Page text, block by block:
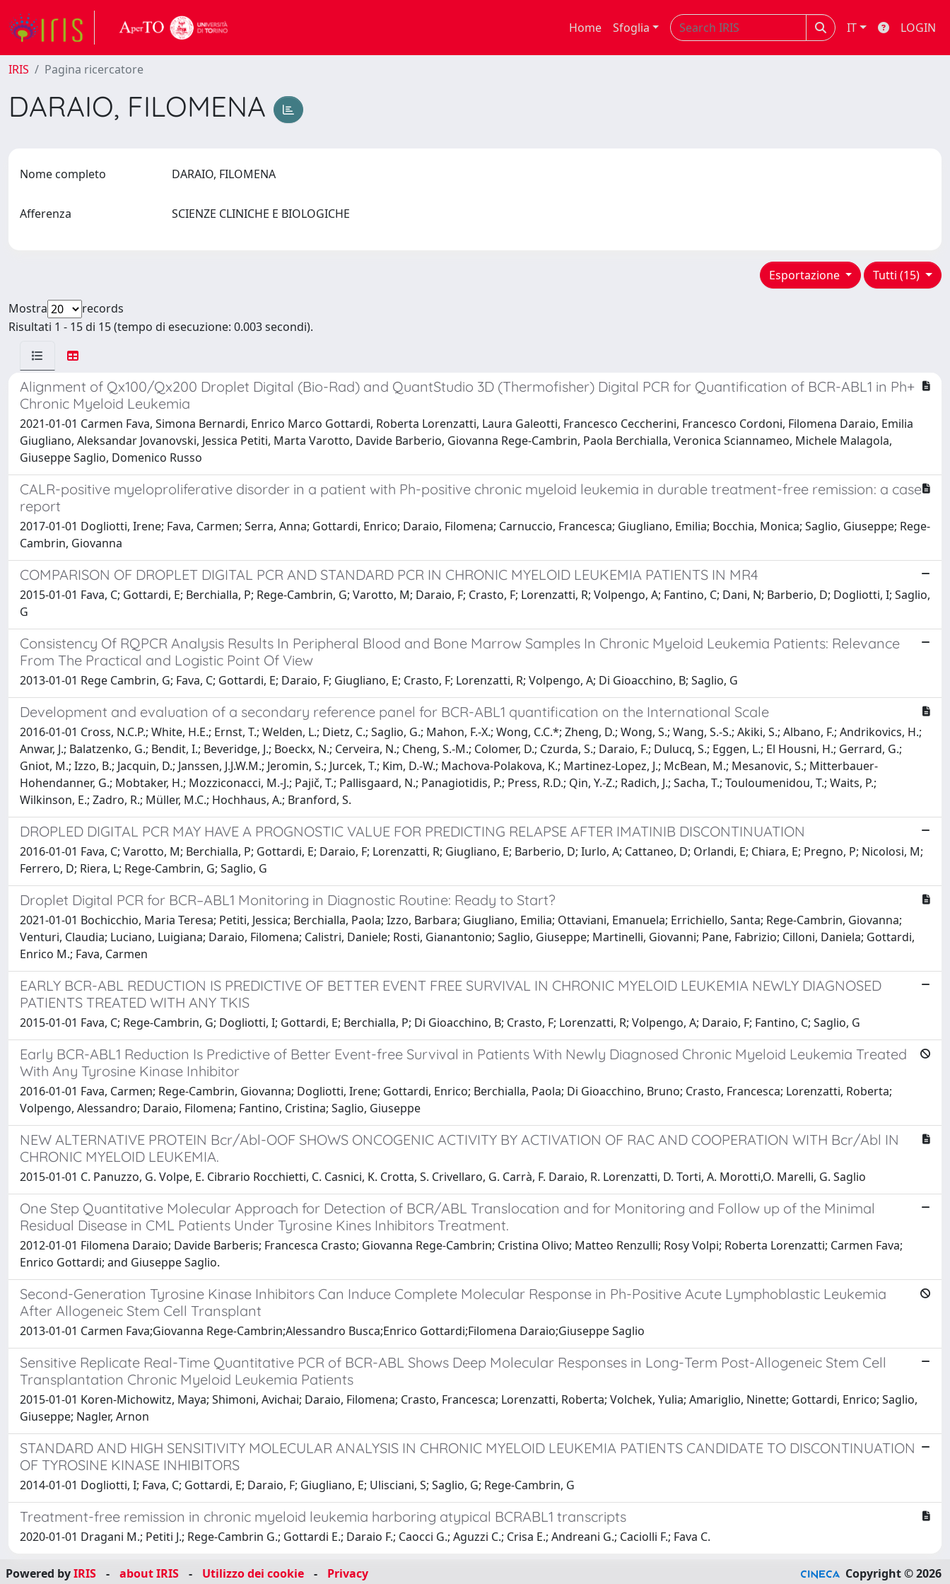
Home Sfoglia IT LOGIN
IRIS Pagina ricercatore
DARAIO, FILOMENA
Nome completo DARAIO, FILOMENA
Afferenza SCIENZE CLINICHE E BIOLOGICHE
Tutti (15)
Esportazione
Mostra
records
Risultati 1 - 15 di 15 (tempo di esecuzione: 0.003 secondi).
Alignment of Qx100/Qx200 Droplet Digital (Bio-Rad) and QuantStudio 3D (Thermofisher) Digital PCR for Quantification of BCR-ABL1 in Ph+
Chronic Myeloid Leukemia
2021-01-01 Carmen Fava, Simona Bernardi, Enrico Marco Gottardi, Roberta Lorenzatti, Laura Galeotti, Francesco Ceccherini, Francesco Cordoni, Filomena Daraio, Emilia
Giugliano, Aleksandar Jovanovski, Jessica Petiti, Marta Varotto, Davide Barberio, Giovanna Rege-Cambrin, Paola Berchialla, Veronica Sciannameo, Michele Malagola,
Giuseppe Saglio, Domenico Russo
CALR-positive myeloproliferative disorder in a patient with Ph-positive chronic myeloid leukemia in durable treatment-free remission: a case
report
2017-01-01 Dogliotti, Irene; Fava, Carmen; Serra, Anna; Gottardi, Enrico; Daraio, Filomena; Carnuccio, Francesca; Giugliano, Emilia; Bocchia, Monica; Saglio, Giuseppe; Rege-
Cambrin, Giovanna
COMPARISON OF DROPLET DIGITAL PCR AND STANDARD PCR IN CHRONIC MYELOID LEUKEMIA PATIENTS IN MR4
2015-01-01 Fava, C; Gottardi, E; Berchialla, P; Rege-Cambrin, G; Varotto, M; Daraio, F; Crasto, F; Lorenzatti, R; Volpengo, A; Fantino, C; Dani, N; Barberio, D; Dogliotti, I; Saglio,
G
Consistency Of RQPCR Analysis Results In Peripheral Blood and Bone Marrow Samples In Chronic Myeloid Leukemia Patients: Relevance
From The Practical and Logistic Point Of View
2013-01-01 Rege Cambrin, G; Fava, C; Gottardi, E; Daraio, F; Giugliano, E; Crasto, F; Lorenzatti, R; Volpengo, A; Di Gioacchino, B; Saglio, G
Development and evaluation of a secondary reference panel for BCR-ABL1 quantification on the International Scale
2016-01-01 Cross, N.C.P.; White, H.E.; Ernst, T.; Welden, L.; Dietz, C.; Saglio, G.; Mahon, F.-X.; Wong, C.C.*; Zheng, D.; Wong, S.; Wang, S.-S.; Akiki, S.; Albano, F.; Andrikovics, H.;
Anwar, J.; Balatzenko, G.; Bendit, I.; Beveridge, J.; Boeckx, N.; Cerveira, N.; Cheng, S.-M.; Colomer, D.; Czurda, S.; Daraio, F.; Dulucq, S.; Eggen, L.; El Housni, H.; Gerrard, G.;
Gniot, M.; Izzo, B.; Jacquin, D.; Janssen, J.J.W.M.; Jeromin, S.; Jurcek, T.; Kim, D.-W.; Machova-Polakova, K.; Martinez-Lopez, J.; McBean, M.; Mesanovic, S.; Mitterbauer-
Hohendanner, G.; Mobtaker, H.; Mozziconacci, M.-J.; Pajič, T.; Pallisgaard, N.; Panagiotidis, P.; Press, R.D.; Qin, Y.-Z.; Radich, J.; Sacha, T.; Touloumenidou, T.; Waits, P.;
Wilkinson, E.; Zadro, R.; Müller, M.C.; Hochhaus, A.; Branford, S.
DROPLED DIGITAL PCR MAY HAVE A PROGNOSTIC VALUE FOR PREDICTING RELAPSE AFTER IMATINIB DISCONTINUATION
2016-01-01 Fava, C; Varotto, M; Berchialla, P; Gottardi, E; Daraio, F; Lorenzatti, R; Giugliano, E; Barberio, D; Iurlo, A; Cattaneo, D; Orlandi, E; Chiara, E; Pregno, P; Nicolosi, M;
Ferrero, D; Riera, L; Rege-Cambrin, G; Saglio, G
Droplet Digital PCR for BCR–ABL1 Monitoring in Diagnostic Routine: Ready to Start?
2021-01-01 Bochicchio, Maria Teresa; Petiti, Jessica; Berchialla, Paola; Izzo, Barbara; Giugliano, Emilia; Ottaviani, Emanuela; Errichiello, Santa; Rege-Cambrin, Giovanna;
Venturi, Claudia; Luciano, Luigiana; Daraio, Filomena; Calistri, Daniele; Rosti, Gianantonio; Saglio, Giuseppe; Martinelli, Giovanni; Pane, Fabrizio; Cilloni, Daniela; Gottardi,
Enrico M.; Fava, Carmen
EARLY BCR-ABL REDUCTION IS PREDICTIVE OF BETTER EVENT FREE SURVIVAL IN CHRONIC MYELOID LEUKEMIA NEWLY DIAGNOSED
PATIENTS TREATED WITH ANY TKIS
2015-01-01 Fava, C; Rege-Cambrin, G; Dogliotti, I; Gottardi, E; Berchialla, P; Di Gioacchino, B; Crasto, F; Lorenzatti, R; Volpengo, A; Daraio, F; Fantino, C; Saglio, G
Early BCR-ABL1 Reduction Is Predictive of Better Event-free Survival in Patients With Newly Diagnosed Chronic Myeloid Leukemia Treated
With Any Tyrosine Kinase Inhibitor
2016-01-01 Fava, Carmen; Rege-Cambrin, Giovanna; Dogliotti, Irene; Gottardi, Enrico; Berchialla, Paola; Di Gioacchino, Bruno; Crasto, Francesca; Lorenzatti, Roberta;
Volpengo, Alessandro; Daraio, Filomena; Fantino, Cristina; Saglio, Giuseppe
NEW ALTERNATIVE PROTEIN Bcr/Abl-OOF SHOWS ONCOGENIC ACTIVITY BY ACTIVATION OF RAC AND COOPERATION WITH Bcr/Abl IN
CHRONIC MYELOID LEUKEMIA.
2015-01-01 C. Panuzzo, G. Volpe, E. Cibrario Rocchietti, C. Casnici, K. Crotta, S. Crivellaro, G. Carrà, F. Daraio, R. Lorenzatti, D. Torti, A. Morotti,O. Marelli, G. Saglio
One Step Quantitative Molecular Approach for Detection of BCR/ABL Translocation and for Monitoring and Follow up of the Minimal
Residual Disease in CML Patients Under Tyrosine Kines Inhibitors Treatment.
2012-01-01 Filomena Daraio; Davide Barberis; Francesca Crasto; Giovanna Rege-Cambrin; Cristina Olivo; Matteo Renzulli; Rosy Volpi; Roberta Lorenzatti; Carmen Fava;
Enrico Gottardi; and Giuseppe Saglio.
Second-Generation Tyrosine Kinase Inhibitors Can Induce Complete Molecular Response in Ph-Positive Acute Lymphoblastic Leukemia
After Allogeneic Stem Cell Transplant
2013-01-01 Carmen Fava;Giovanna Rege-Cambrin;Alessandro Busca;Enrico Gottardi;Filomena Daraio;Giuseppe Saglio
Sensitive Replicate Real-Time Quantitative PCR of BCR-ABL Shows Deep Molecular Responses in Long-Term Post-Allogeneic Stem Cell
Transplantation Chronic Myeloid Leukemia Patients
2015-01-01 Koren-Michowitz, Maya; Shimoni, Avichai; Daraio, Filomena; Crasto, Francesca; Lorenzatti, Roberta; Volchek, Yulia; Amariglio, Ninette; Gottardi, Enrico; Saglio,
Giuseppe; Nagler, Arnon
STANDARD AND HIGH SENSITIVITY MOLECULAR ANALYSIS IN CHRONIC MYELOID LEUKEMIA PATIENTS CANDIDATE TO DISCONTINUATION
OF TYROSINE KINASE INHIBITORS
2014-01-01 Dogliotti, I; Fava, C; Gottardi, E; Daraio, F; Giugliano, E; Ulisciani, S; Saglio, G; Rege-Cambrin, G
Treatment-free remission in chronic myeloid leukemia harboring atypical BCRABL1 transcripts
2020-01-01 Dragani M.; Petiti J.; Rege-Cambrin G.; Gottardi E.; Daraio F.; Caocci G.; Aguzzi C.; Crisa E.; Andreani G.; Caciolli F.; Fava C.
Powered byIRIS - about IRIS - Utilizzo dei cookie - Privacy Copyright © 2026